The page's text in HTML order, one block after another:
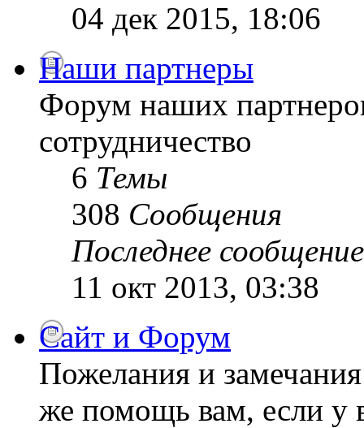
04 дек 2015, 18:06
Наши партнеры
Форум наших
сотрудничество
6 Темы
308 Сообщения
Последнее сообщение
11 окт 2013, 03:38
Сайт и Форум
Пожелания и
же помощь вам, если у